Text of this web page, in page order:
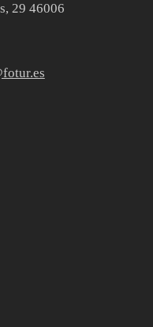
29 46006